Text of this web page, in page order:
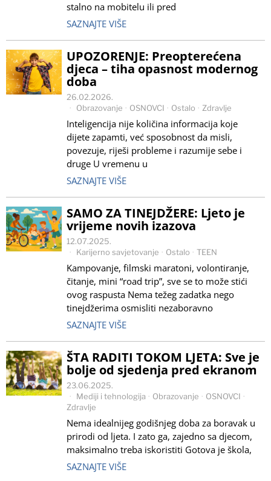
stalno na mobitelu ili pred
SAZNAJTE VIŠE
UPOZORENJE: Preopterećena
djeca – tiha opasnost modernog
doba
26.02.2026.
Obrazovanje · OSNOVCI · Ostalo · Zdravlje
Inteligencija nije količina informacija koje
dijete zapamti, već sposobnost da misli,
povezuje, riješi probleme i razumije sebe i
druge U vremenu u
SAZNAJTE VIŠE
SAMO ZA TINEJDŽERE: Ljeto je
vrijeme novih izazova
12.07.2025.
Karijerno savjetovanje · Ostalo · TEEN
Kampovanje, filmski maratoni, volontiranje,
čitanje, mini “road trip”, sve se to može stići
ovog raspusta Nema težeg zadatka nego
tinejdžerima osmisliti nezaboravno
SAZNAJTE VIŠE
ŠTA RADITI TOKOM LJETA: Sve je
bolje od sjedenja pred ekranom
23.06.2025.
Mediji i tehnologija · Obrazovanje · OSNOVCI ·
Zdravlje
Nema idealnijeg godišnjeg doba za boravak u
prirodi od ljeta. I zato ga, zajedno sa djecom,
maksimalno treba iskoristiti Gotova je škola,
SAZNAJTE VIŠE